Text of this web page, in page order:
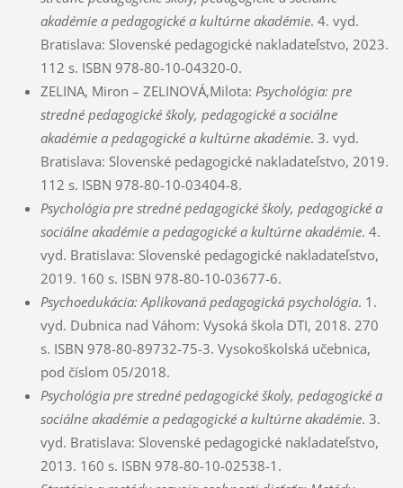
akadémie a pedagogické a kultúrne akadémie. 4. vyd.
Bratislava: Slovenské pedagogické nakladateľstvo, 2023.
112 s. ISBN 978-80-10-04320-0.
ZELINA, Miron – ZELINOVÁ,Milota: Psychológia: pre
stredné pedagogické školy, pedagogické a sociálne
akadémie a pedagogické a kultúrne akadémie. 3. vyd.
Bratislava: Slovenské pedagogické nakladateľstvo, 2019.
112 s. ISBN 978-80-10-03404-8.
Psychológia pre stredné pedagogické školy, pedagogické a
sociálne akadémie a pedagogické a kultúrne akadémie. 4.
vyd. Bratislava: Slovenské pedagogické nakladateľstvo,
2019. 160 s. ISBN 978-80-10-03677-6.
Psychoedukácia: Aplikovaná pedagogická psychológia. 1.
vyd. Dubnica nad Váhom: Vysoká škola DTI, 2018. 270
s. ISBN 978-80-89732-75-3. Vysokoškolská učebnica,
pod číslom 05/2018.
Psychológia pre stredné pedagogické školy, pedagogické a
sociálne akadémie a pedagogické a kultúrne akadémie. 3.
vyd. Bratislava: Slovenské pedagogické nakladateľstvo,
2013. 160 s. ISBN 978-80-10-02538-1 .